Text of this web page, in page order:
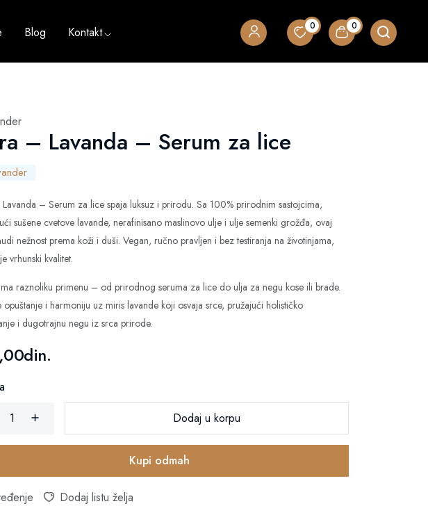
Blog Kontakt 0 0
– Lavanda – Serum za lice
– Serum za lice spaja luksuz i prirodu. Sa 100% prirodnim sastojcima,
sušene cvetove lavande, nerafinisano maslinovo ulje i ulje semenki grožđa, ovaj
nežnost prema koži i duši. Vegan, ručno pravljen i bez testiranja na životinjama,
vrhunski kvalitet.
raznoliku primenu – od prirodnog seruma za lice do ulja za negu kose ili brade.
opuštanje i harmoniju uz miris lavande koji osvaja srce, pružajući holističko
i dugotrajnu negu iz srca prirode.
Dodaj u korpu
Kupi odmah
Dodaj listu želja